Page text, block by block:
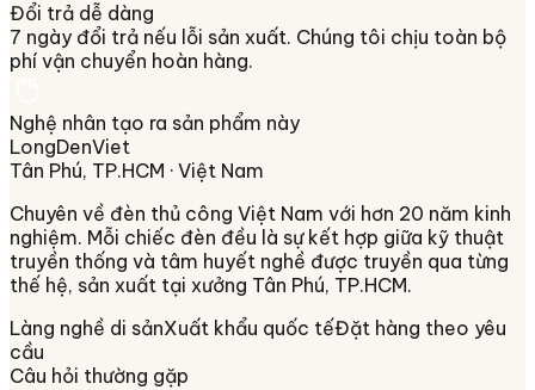
Đổi trả dễ dàng
7 ngày đổi trả nếu lỗi sản xuất. Chúng tôi chịu toàn bộ
phí vận chuyển hoàn hàng.
Nghệ nhân tạo ra sản phẩm này
LongDenViet
Tân Phú, TP.HCM · Việt Nam
Chuyên về đèn thủ công Việt Nam với hơn 20 năm kinh
nghiệm. Mỗi chiếc đèn đều là sự kết hợp giữa kỹ thuật
truyền thống và tâm huyết nghề được truyền qua từng
thế hệ, sản xuất tại xưởng Tân Phú, TP.HCM.
Làng nghề di sảnXuất khẩu quốc tếĐặt hàng theo yêu
cầu
Câu hỏi thường gặp